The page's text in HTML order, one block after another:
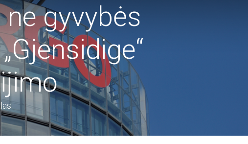
gyvybės